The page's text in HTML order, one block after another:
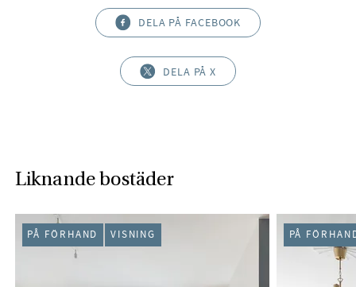
DELA PÅ FACEBOOK
DELA PÅ X
Liknande bostäder
PÅ FÖRHAND VISNING PÅ